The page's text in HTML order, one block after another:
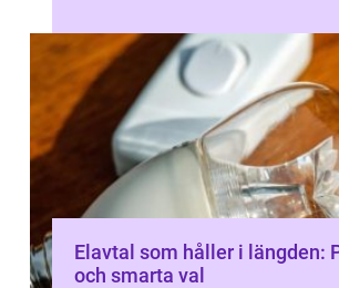
Elavtal som håller i längden:
och smarta val